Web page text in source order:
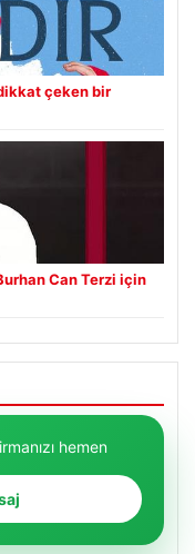
çeken bir
Can Terzi için
hemen